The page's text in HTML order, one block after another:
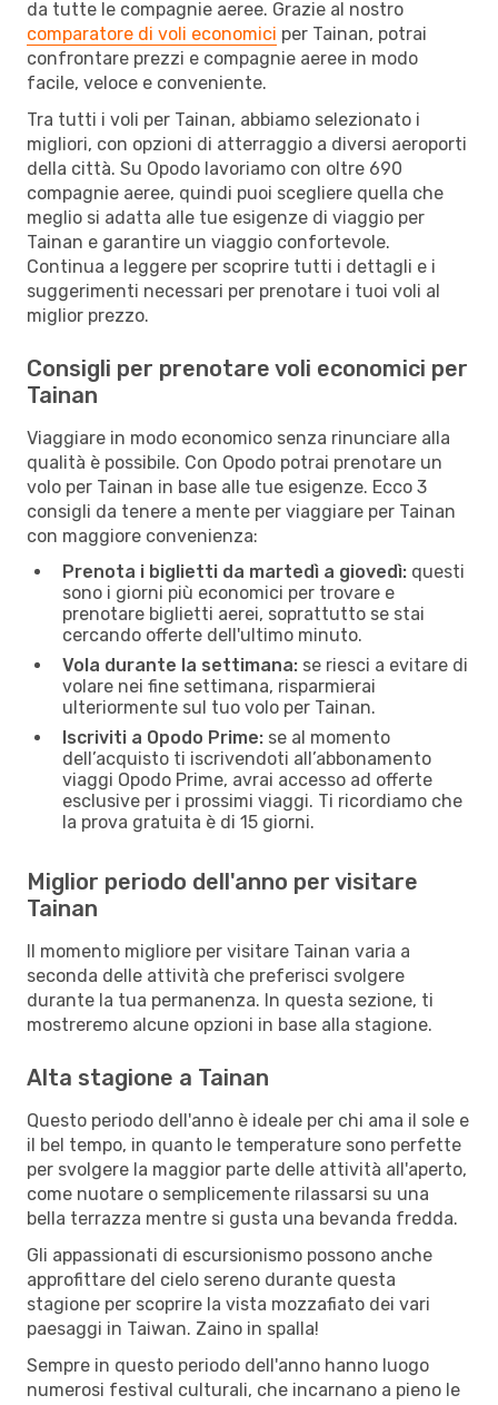
da tutte le compagnie aeree. Grazie al nostro
comparatore di voli economici per Tainan, potrai
confrontare prezzi e compagnie aeree in modo
facile, veloce e conveniente.
Tra tutti i voli per Tainan, abbiamo selezionato i
migliori, con opzioni di atterraggio a diversi aeroporti
della città. Su Opodo lavoriamo con oltre 690
compagnie aeree, quindi puoi scegliere quella che
meglio si adatta alle tue esigenze di viaggio per
Tainan e garantire un viaggio confortevole.
Continua a leggere per scoprire tutti i dettagli e i
suggerimenti necessari per prenotare i tuoi voli al
miglior prezzo.
Consigli per prenotare voli economici per
Tainan
Viaggiare in modo economico senza rinunciare alla
qualità è possibile. Con Opodo potrai prenotare un
volo per Tainan in base alle tue esigenze. Ecco 3
consigli da tenere a mente per viaggiare per Tainan
con maggiore convenienza:
Prenota i biglietti da martedì a giovedì: questi
sono i giorni più economici per trovare e
prenotare biglietti aerei, soprattutto se stai
cercando offerte dell'ultimo minuto.
Vola durante la settimana: se riesci a evitare di
volare nei fine settimana, risparmierai
ulteriormente sul tuo volo per Tainan.
Iscriviti a Opodo Prime: se al momento
dell’acquisto ti iscrivendoti all’abbonamento
viaggi Opodo Prime, avrai accesso ad offerte
esclusive per i prossimi viaggi. Ti ricordiamo che
la prova gratuita è di 15 giorni.
Miglior periodo dell'anno per visitare
Tainan
Il momento migliore per visitare Tainan varia a
seconda delle attività che preferisci svolgere
durante la tua permanenza. In questa sezione, ti
mostreremo alcune opzioni in base alla stagione.
Alta stagione a Tainan
Questo periodo dell'anno è ideale per chi ama il sole e
il bel tempo, in quanto le temperature sono perfette
per svolgere la maggior parte delle attività all'aperto,
come nuotare o semplicemente rilassarsi su una
bella terrazza mentre si gusta una bevanda fredda.
Gli appassionati di escursionismo possono anche
approfittare del cielo sereno durante questa
stagione per scoprire la vista mozzafiato dei vari
paesaggi in Taiwan. Zaino in spalla!
Sempre in questo periodo dell'anno hanno luogo
numerosi festival culturali, che incarnano a pieno le